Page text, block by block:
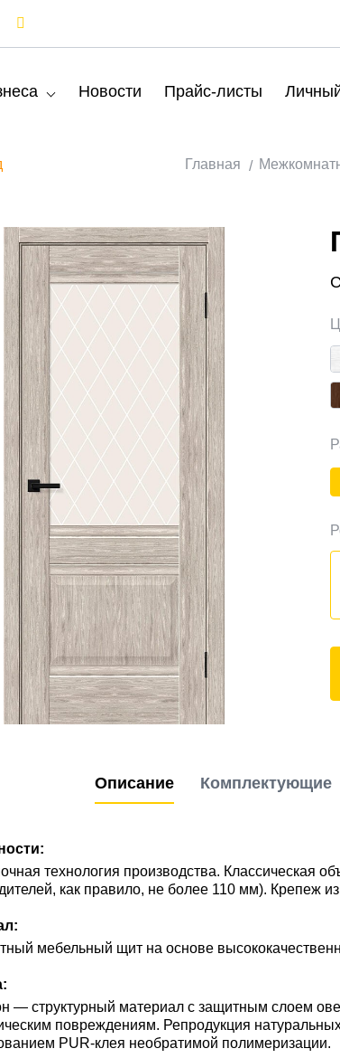
Новости Прайс-листы
Главная
Описание Комплектующие
технология производства. Классическая
как правило, не более 110 мм). Крепеж
мебельный щит на основе
— структурный материал с защитным слоем
повреждениям. Репродукция
PUR-клея необратимой полимеризации.